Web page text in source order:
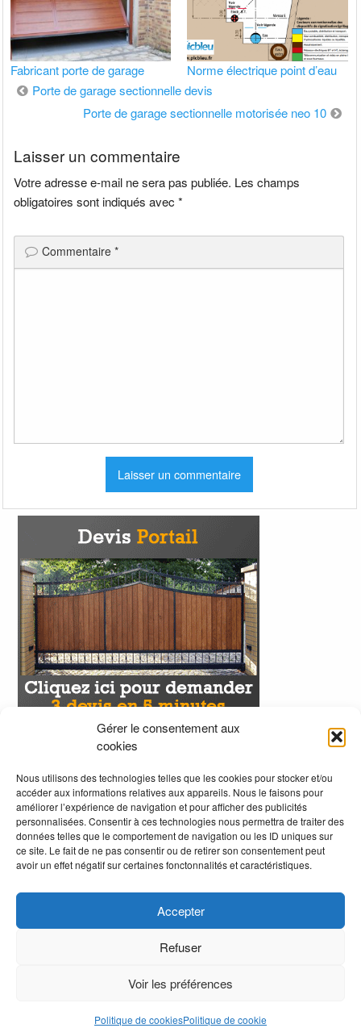
Gérer le consentement aux
cookies
Nous utilisons des technologies telles que les cookies pour stocker et/ou
accéder aux informations relatives aux appareils. Nous le faisons pour
améliorer l’expérience de navigation et pour afficher des publicités
personnalisées. Consentir à ces technologies nous permettra de traiter des
données telles que le comportement de navigation ou les ID uniques sur
ce site. Le fait de ne pas consentir ou de retirer son consentement peut
avoir un effet négatif sur certaines fonctonnalités et caractéristiques.
Accepter
Refuser
Voir les préférences
Politique de cookiesPolitique de cookie
Fabricant porte de garage Norme électrique point d’eau
Navigation
Porte de garage sectionnelle devis
Porte de garage sectionnelle motorisée neo 10
Laisser un commentaire
Votre adresse e-mail ne sera pas publiée. Les champs
obligatoires sont indiqués avec*
Commentaire*